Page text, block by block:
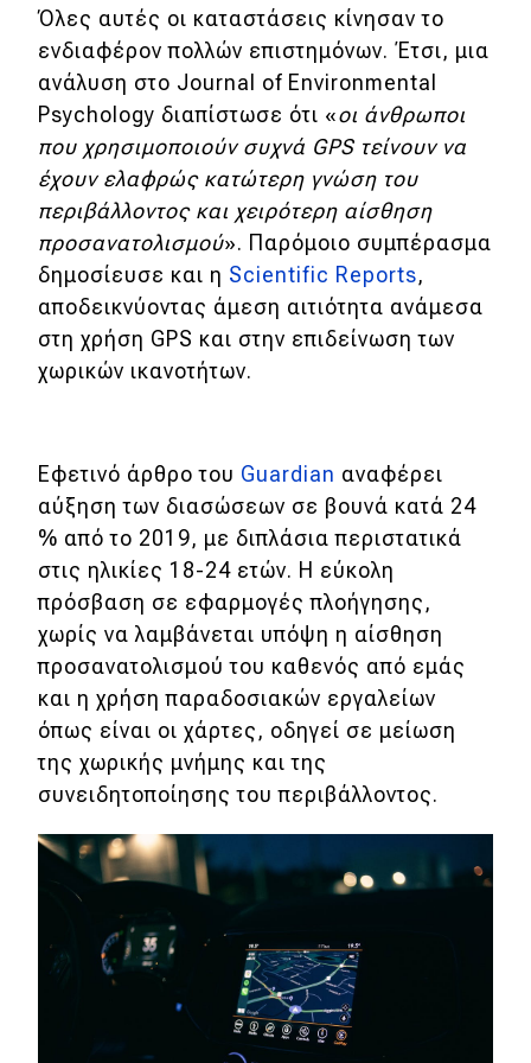
eDRIVE
DRIVE USED
Όλες αυτές οι καταστάσεις κίνησαν το
ενδιαφέρον πολλών επιστημόνων. Έτσι, μια
ανάλυση στο Journal of Environmental
Psychology διαπίστωσε ότι «οι άνθρωποι
που χρησιμοποιούν συχνά GPS τείνουν να
έχουν ελαφρώς κατώτερη γνώση του
περιβάλλοντος και χειρότερη αίσθηση
προσανατολισμού». Παρόμοιο συμπέρασμα
δημοσίευσε και η Scientific Reports,
αποδεικνύοντας άμεση αιτιότητα ανάμεσα
στη χρήση GPS και στην επιδείνωση των
χωρικών ικανοτήτων.
Εφετινό άρθρο του Guardian αναφέρει
αύξηση των διασώσεων σε βουνά κατά 24
% από το 2019, με διπλάσια περιστατικά
στις ηλικίες 18-24 ετών. Η εύκολη
πρόσβαση σε εφαρμογές πλοήγησης,
χωρίς να λαμβάνεται υπόψη η αίσθηση
προσανατολισμού του καθενός από εμάς
και η χρήση παραδοσιακών εργαλείων
όπως είναι οι χάρτες, οδηγεί σε μείωση
της χωρικής μνήμης και της
συνειδητοποίησης του περιβάλλοντος.